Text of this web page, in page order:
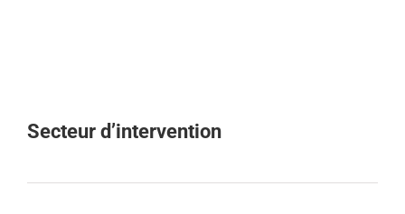
Secteur d’intervention